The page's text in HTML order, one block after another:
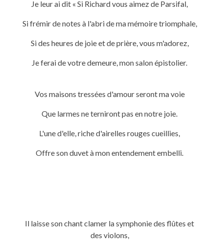
Je leur ai dit « Si Richard vous aimez de Parsifal,
Si frémir de notes à l'abri de ma mémoire triomphale,
Si des heures de joie et de prière, vous m'adorez,
Je ferai de votre demeure, mon salon épistolier.
Vos maisons tressées d'amour seront ma voie
Que larmes ne terniront pas en notre joie.
L'une d'elle, riche d'airelles rouges cueillies,
Offre son duvet à mon entendement embelli.
Il laisse son chant clamer la symphonie des flûtes et
des violons,